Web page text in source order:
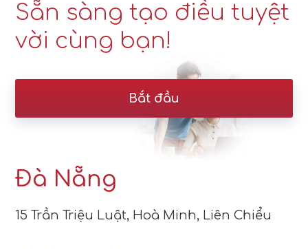
Sẵn sàng tạo điều tuyệt
vời cùng bạn!
Bắt đầu
Đà Nẵng
15 Trần Triệu Luật, Hoà Minh, Liên Chiểu